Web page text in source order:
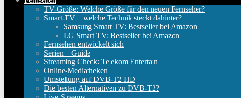
TV-Größe: Welche Größe für den neuen Fernseher?
Smart-TV – welche Technik steckt dahinter?
Samsung Smart TV: Bestseller bei Amazon
LG Smart TV: Bestseller bei Amazon
Fernsehen entwickelt sich
Serien – Guide
Streaming Check: Telekom Entertain
Online-Mediatheken
Umstellung auf DVB-T2 HD
Die besten Alternativen zu DVB-T2?